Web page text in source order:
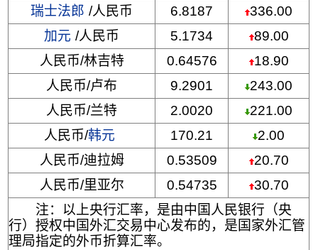
瑞士法郎 /人民币 6.8187
336.00
加元 /人民币 5.1734
89.00
人民币/林吉特
0.64576
18.90
人民币/卢布
9.2901
243.00
人民币/兰特
2.0020
221.00
人民币/韩元 170.21
2.00
人民币/迪拉姆
0.53509
20.70
人民币/里亚尔
0.54735
30.70
注：以上央行汇率，是由中国人民银行（央
行）授权中国外汇交易中心发布的，是国家外汇管
理局指定的外币折算汇率。